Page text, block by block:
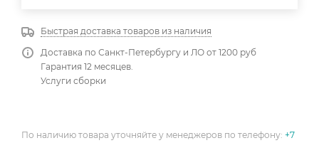
Быстрая доставка товаров из наличия
Доставка по Санкт-Петербургу и ЛО от 1200 руб
Гарантия 12 месяцев.
Услуги сборки
По наличию товара уточняйте у менеджеров по телефону: +7